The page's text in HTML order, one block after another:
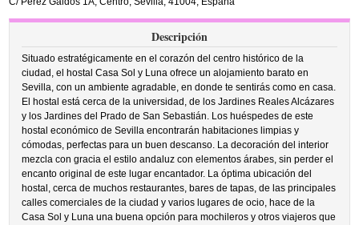
Descripción
Situado estratégicamente en el corazón del centro histórico de la
ciudad, el hostal Casa Sol y Luna ofrece un alojamiento barato en
Sevilla, con un ambiente agradable, en donde te sentirás como en casa.
El hostal está cerca de la universidad, de los Jardines Reales Alcázares
y los Jardines del Prado de San Sebastián. Los huéspedes de este
hostal económico de Sevilla encontrarán habitaciones limpias y
cómodas, perfectas para un buen descanso. La decoración del interior
mezcla con gracia el estilo andaluz con elementos árabes, sin perder el
encanto original de este lugar encantador. La óptima ubicación del
hostal, cerca de muchos restaurantes, bares de tapas, de las principales
calles comerciales de la ciudad y varios lugares de ocio, hace de la
Casa Sol y Luna una buena opción para mochileros y otros viajeros que